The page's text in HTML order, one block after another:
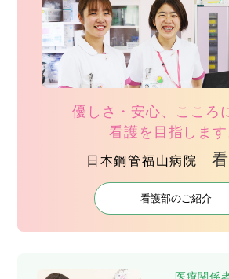
優しさ・安心、こころ
看護を目指します
日本鋼管福山病院
看護部のご紹介